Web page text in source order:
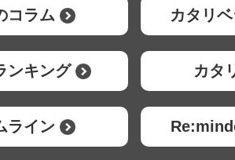
コラム カタリ
ンキング カタ
ライン